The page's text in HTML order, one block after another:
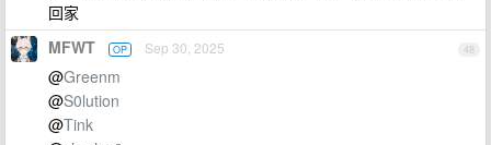
回家
48
MFWT OP Sep 30, 2025
@Greenm
@S0lution
@Tink